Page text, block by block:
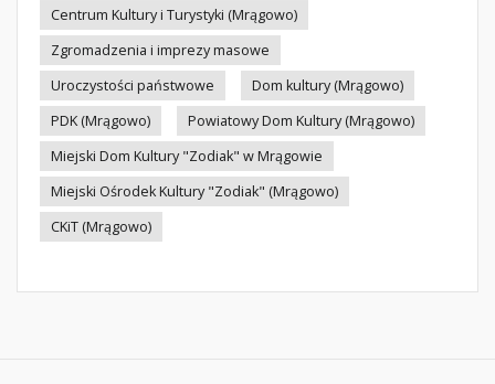
Centrum Kultury i Turystyki (Mrągowo)
Zgromadzenia i imprezy masowe
Uroczystości państwowe
Dom kultury (Mrągowo)
PDK (Mrągowo)
Powiatowy Dom Kultury (Mrągowo)
Miejski Dom Kultury "Zodiak" w Mrągowie
Miejski Ośrodek Kultury "Zodiak" (Mrągowo)
CKiT (Mrągowo)